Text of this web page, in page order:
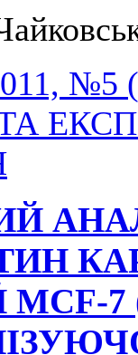
№5
7